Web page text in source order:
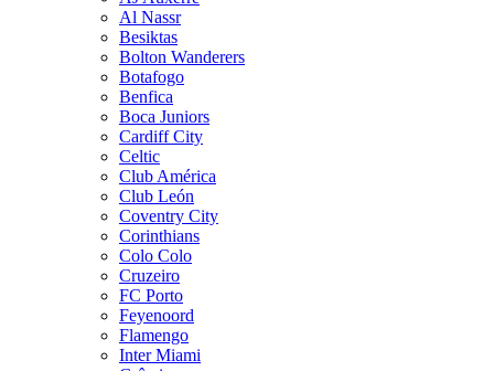
Al Nassr
Besiktas
Bolton Wanderers
Botafogo
Benfica
Boca Juniors
Cardiff City
Celtic
Club América
Club León
Coventry City
Corinthians
Colo Colo
Cruzeiro
FC Porto
Feyenoord
Flamengo
Inter Miami